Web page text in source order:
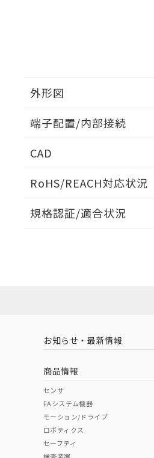
外形図
取りつけ穴加工図
端子配置/内部接続
CAD
RoHS/REACH対応状況
EU RoHS 注意事項・凡例
中国 RoHS 注意事項・凡例
中国 RoHS表
Pb Hg
規格認証/適合状況
（イギリス
（ノルウェー
お知らせ・最新情報
商品情報
センサ
FAシステム機器
モーション/ドライブ
ロボティクス
セーフティ